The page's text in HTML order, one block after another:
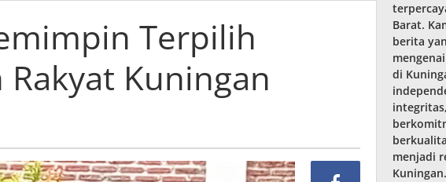
Terpilih
Kuningan
Barat.
berita
di
menjadi
Kuningan.